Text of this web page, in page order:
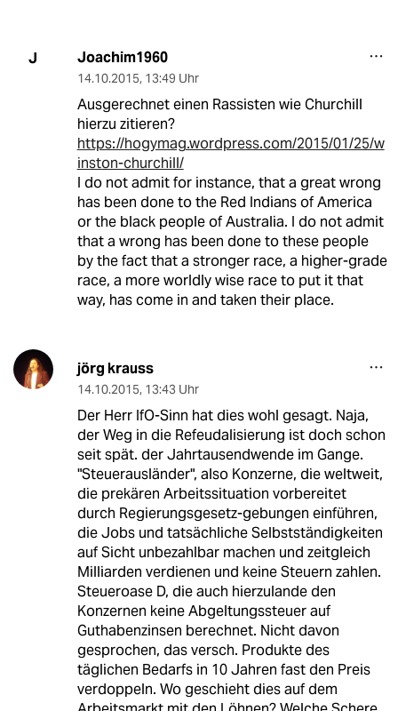
J Joachim1960
14.10.2015, 13:49 Uhr
Ausgerechnet einen Rassisten wie Churchill
hierzu zitieren?
https://hogymag.wordpress.com/2015/01/25/w
inston-churchill/
I do not admit for instance, that a great wrong
has been done to the Red Indians of America
or the black people of Australia. I do not admit
that a wrong has been done to these people
by the fact that a stronger race, a higher-grade
race, a more worldly wise race to put it that
way, has come in and taken their place.
jörg krauss
14.10.2015, 13:43 Uhr
Der Herr IfO-Sinn hat dies wohl gesagt. Naja,
der Weg in die Refeudalisierung ist doch schon
seit spät. der Jahrtausendwende im Gange.
"Steuerausländer", also Konzerne, die weltweit,
die prekären Arbeitssituation vorbereitet
durch Regierungsgesetz-gebungen einführen,
die Jobs und tatsächliche Selbstständigkeiten
auf Sicht unbezahlbar machen und zeitgleich
Milliarden verdienen und keine Steuern zahlen.
Steueroase D, die auch hierzulande den
Konzernen keine Abgeltungssteuer auf
Guthabenzinsen berechnet. Nicht davon
gesprochen, das versch. Produkte des
täglichen Bedarfs in 10 Jahren fast den Preis
verdoppeln. Wo geschieht dies auf dem